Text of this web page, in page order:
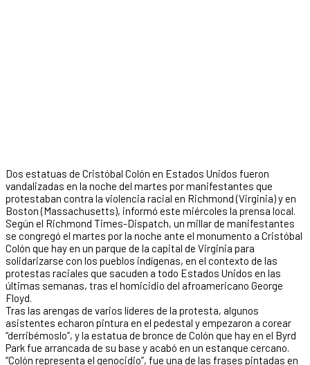
Dos estatuas de Cristóbal Colón en Estados Unidos fueron
vandalizadas en la noche del martes por manifestantes que
protestaban contra la violencia racial en Richmond (Virginia) y en
Boston (Massachusetts), informó este miércoles la prensa local.
Según el Richmond Times-Dispatch, un millar de manifestantes
se congregó el martes por la noche ante el monumento a Cristóbal
Colón que hay en un parque de la capital de Virginia para
solidarizarse con los pueblos indígenas, en el contexto de las
protestas raciales que sacuden a todo Estados Unidos en las
últimas semanas, tras el homicidio del afroamericano George
Floyd.
Tras las arengas de varios líderes de la protesta, algunos
asistentes echaron pintura en el pedestal y empezaron a corear
“derribémoslo”, y la estatua de bronce de Colón que hay en el Byrd
Park fue arrancada de su base y acabó en un estanque cercano.
“Colón representa el genocidio”, fue una de las frases pintadas en